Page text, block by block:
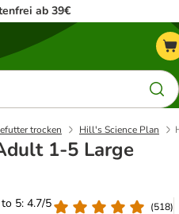
ab 39€
trocken Hill's Science Plan
1-5 Large
5: 4.7/5
(518)